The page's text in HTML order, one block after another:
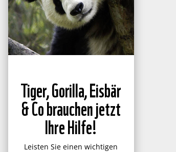
Tiger, Gorilla, Eisbär
& Co brauchen jetzt
Ihre Hilfe!
Leisten Sie einen wichtigen